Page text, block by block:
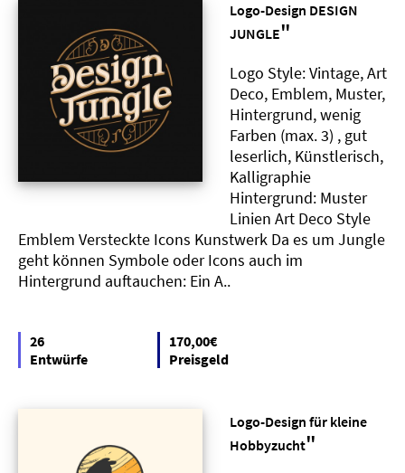
Logo-Design DESIGN
JUNGLE"
Logo Style: Vintage, Art
Deco, Emblem, Muster,
Hintergrund, wenig
Farben (max. 3) , gut
leserlich, Künstlerisch,
Kalligraphie
Hintergrund: Muster
Linien Art Deco Style
Emblem Versteckte Icons Kunstwerk Da es um Jungle
geht können Symbole oder Icons auch im
Hintergrund auftauchen: Ein A..
26
Entwürfe
170,00€
Preisgeld
Logo-Design für kleine
Hobbyzucht"